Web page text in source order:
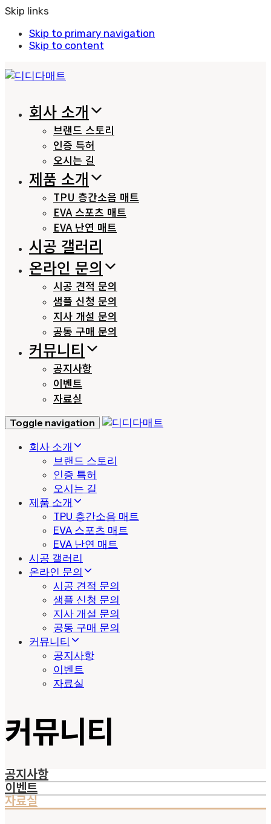
Skip links
Skip to primary navigation
Skip to content
회사 소개
브랜드 스토리
인증 특허
오시는 길
제품 소개
TPU 층간소음 매트
EVA 스포츠 매트
EVA 난연 매트
시공 갤러리
온라인 문의
시공 견적 문의
샘플 신청 문의
지사 개설 문의
공동 구매 문의
커뮤니티
공지사항
이벤트
자료실
Toggle navigation
회사 소개
브랜드 스토리
인증 특허
오시는 길
제품 소개
TPU 층간소음 매트
EVA 스포츠 매트
EVA 난연 매트
시공 갤러리
온라인 문의
시공 견적 문의
샘플 신청 문의
지사 개설 문의
공동 구매 문의
커뮤니티
공지사항
이벤트
자료실
커뮤니티
공지사항
이벤트
자료실